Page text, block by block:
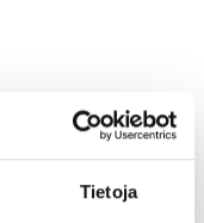
Tietoja